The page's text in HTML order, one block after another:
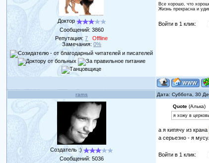
Доктор
Сообщений: 3860
Репутация:7
Offline
Замечания: 0%
Все хорошо, что
Жизнь прекрасна и
Войти в 1 клик:
rams Дата: Суббота, 30
Создатель :)
Сообщений: 5036
Quote (Алька)
я хожу в
а я кипячу из крана
а серьезно - я
Войти в 1 клик: